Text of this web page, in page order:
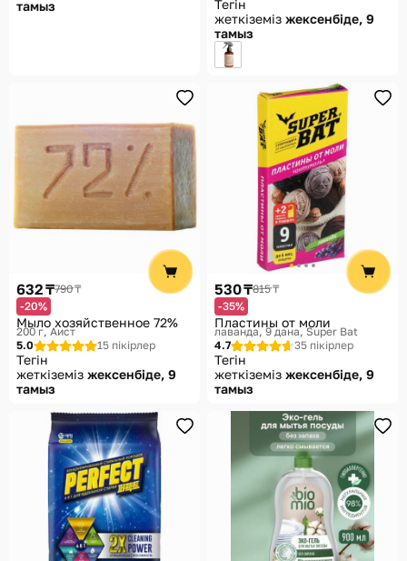
тамыз
Тегін
жеткіземіз жексенбіде, 9
тамыз
632 ₸790 ₸
-20%
Мыло хозяйственное 72%
200 г Аист
5.0
15 пікірлер
Тегін
жеткіземіз жексенбіде, 9
тамыз
530 ₸815 ₸
-35%
Пластины от моли
лаванда, 9 дана Super Bat
4.7
35 пікірлер
Тегін
жеткіземіз жексенбіде, 9
тамыз